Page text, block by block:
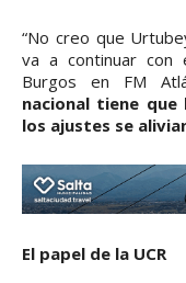
“No creo que
va a continuar con
Burgos en FM
nacional tiene
los ajustes se
El papel de la UCR